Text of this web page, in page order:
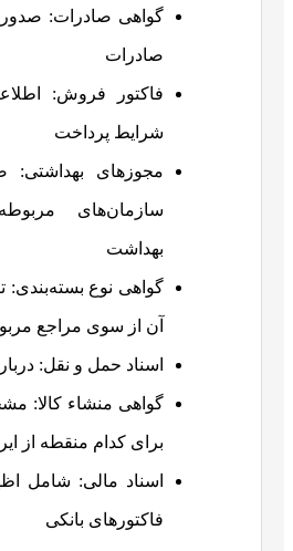
گواهی صادرات:
صادرات
فاکتور فروش:
شرایط پرداخت
مجوزهای
سازمان‌های
بهداشت
گواهی نوع بسته‌بندی:
آن از سوی مراجع
اسناد حمل و نقل:
گواهی منشاء کالا:
برای کدام منقطه از
اسناد مالی: شامل
فاکتورهای بانکی